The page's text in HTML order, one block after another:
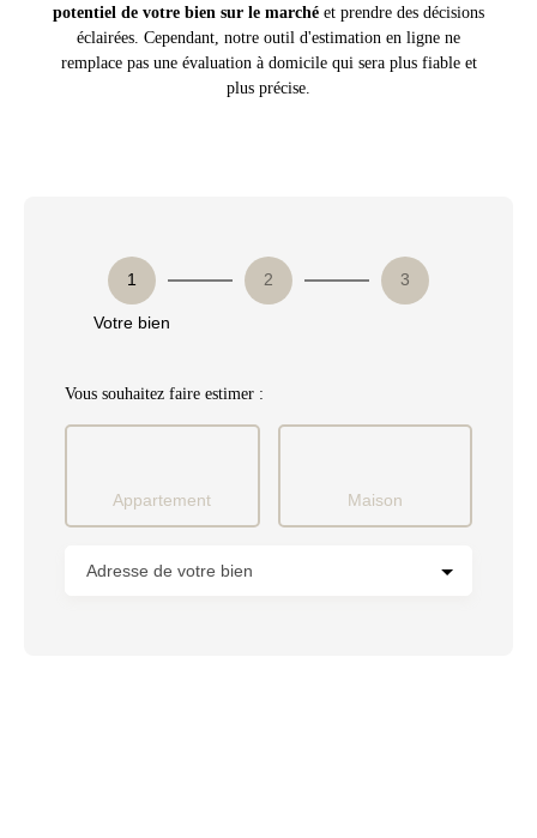
potentiel de votre bien sur le marché et prendre des décisions
éclairées. Cependant, notre outil d'estimation en ligne ne
remplace pas une évaluation à domicile qui sera plus fiable et
plus précise.
1
Votre bien
2 3
Vous souhaitez faire estimer :
Appartement Maison
Adresse de votre bien